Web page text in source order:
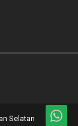
Selatan